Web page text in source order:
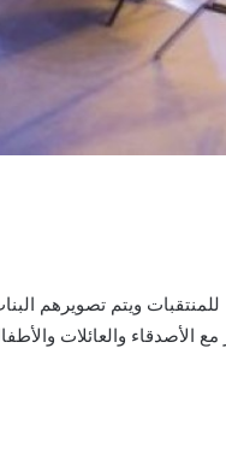
ويتم تصويرهم
الأصدقاء والعائلات